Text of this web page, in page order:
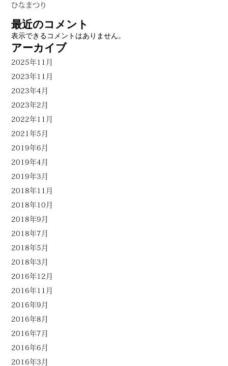
ひなまつり
最近のコメント
表示できるコメントはありません。
アーカイブ
2025年11月
2023年11月
2023年4月
2023年2月
2022年11月
2021年5月
2019年6月
2019年4月
2019年3月
2018年11月
2018年10月
2018年9月
2018年7月
2018年5月
2018年3月
2016年12月
2016年11月
2016年9月
2016年8月
2016年7月
2016年6月
2016年3月